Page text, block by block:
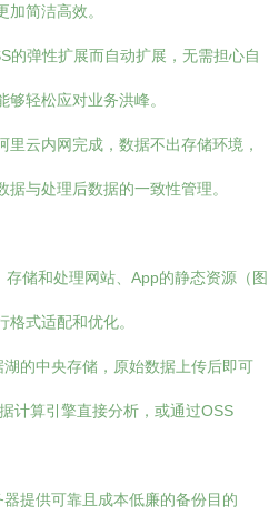
简洁高效。
的弹性扩展而自动扩展，无需担心自
轻松应对业务洪峰。
里云内网完成，数据不出存储环境，
与处理后数据的一致性管理。
存储和处理网站、App的静态资源（图
格式适配和优化。
湖的中央存储，原始数据上传后即可
计算引擎直接分析，或通过OSS
器提供可靠且成本低廉的备份目的